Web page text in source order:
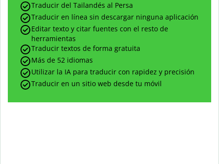
Traducir del Tailandés al Persa
Traducir en línea sin descargar ninguna aplicación
Editar texto y citar fuentes con el resto de
herramientas
Traducir textos de forma gratuita
Más de 52 idiomas
Utilizar la IA para traducir con rapidez y precisión
Traducir en un sitio web desde tu móvil